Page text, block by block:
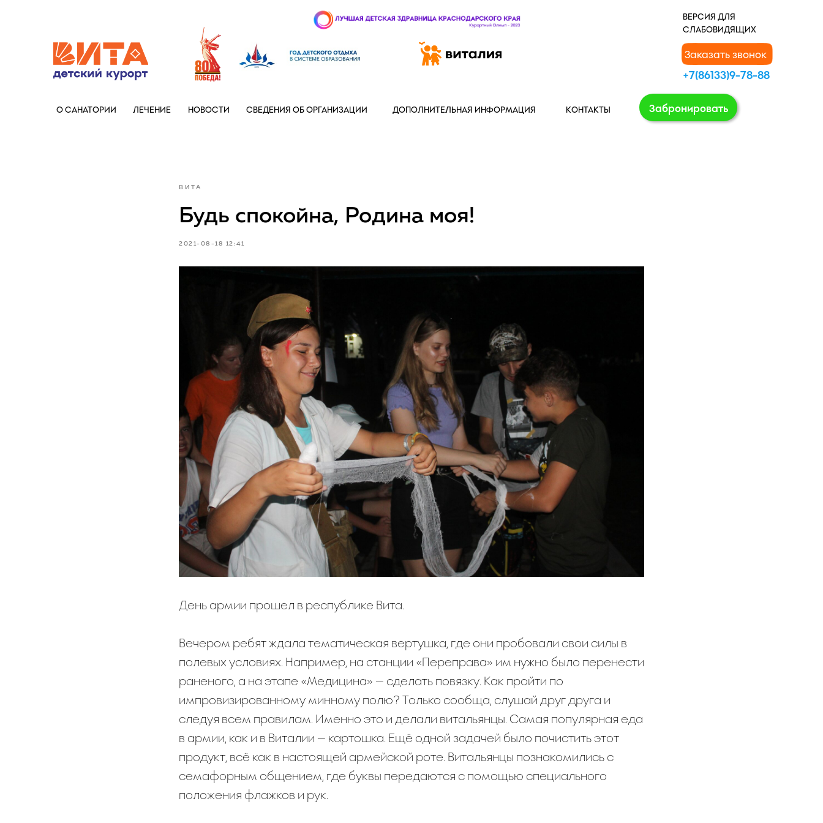
+7 (86133) 97-888 Заказать звонок
+7(86133)9-78-88
ВЕРСИЯ ДЛЯ
СЛАБОВИДЯЩИХ
О САНАТОРИИ Забронировать
КОНТАКТЫ
НОВОСТИ СВЕДЕНИЯ ОБ ОРГАНИЗАЦИИ ДОПОЛНИТЕЛЬНАЯ ИНФОРМАЦИЯ
ЛЕЧЕНИЕ
ВИТА
Будь спокойна, Родина моя!
2021-08-18 12:41
День армии прошел в республике Вита.
Вечером ребят ждала тематическая вертушка, где они пробовали свои силы в
полевых условиях. Например, на станции «Переправа» им нужно было перенести
раненого, а на этапе «Медицина» — сделать повязку. Как пройти по
импровизированному минному полю? Только сообща, слушай друг друга и
следуя всем правилам. Именно это и делали витальянцы. Самая популярная еда
в армии, как и в Виталии — картошка. Ещё одной задачей было почистить этот
продукт, всё как в настоящей армейской роте. Витальянцы познакомились с
семафорным общением, где буквы передаются с помощью специального
положения флажков и рук.